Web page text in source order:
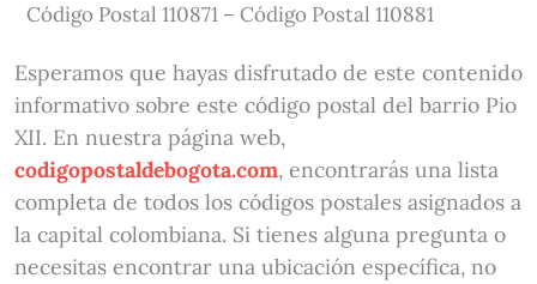
Código Postal 110871 – Código Postal 110881
Esperamos que hayas disfrutado de este contenido
informativo sobre este código postal del barrio Pio
XII. En nuestra página web,
codigopostaldebogota.com, encontrarás una lista
completa de todos los códigos postales asignados a
la capital colombiana. Si tienes alguna pregunta o
necesitas encontrar una ubicación específica, no